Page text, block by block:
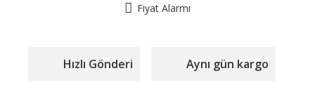
Fiyat Alarmı
Hızlı Gönderi Aynı gün kargo